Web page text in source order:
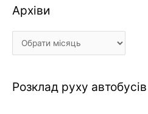
Архіви
Архіви
Розклад руху автобусів